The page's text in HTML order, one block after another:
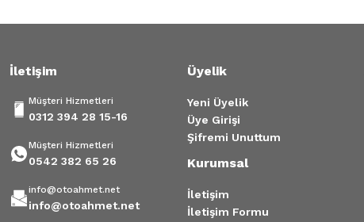
İletişim
Müşteri Hizmetleri
0312 394 28 15-16
Müşteri Hizmetleri
0542 382 65 26
info@otoahmet.net
info@otoahmet.net
Üyelik
Yeni Üyelik
Üye Girişi
Şifremi Unuttum
Kurumsal
İletişim
İletişim Formu